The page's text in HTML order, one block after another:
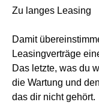
Zu langes Leasing
Damit
Leasingverträge
Das letzte, was du
die Wartung und
das dir nicht gehört.